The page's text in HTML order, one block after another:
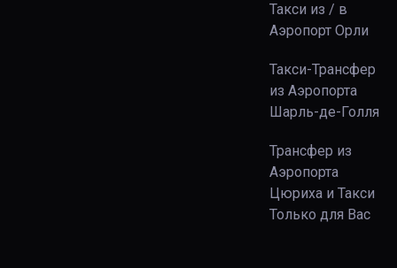
Такси из / в
Аэропорт Орли
Такси-Трансфер
из Аэропорта
Шарль-де-Голля
Трансфер из
Аэропорта
Цюриха и Такси
Только для Вас